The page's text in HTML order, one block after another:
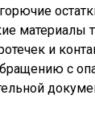
и
с